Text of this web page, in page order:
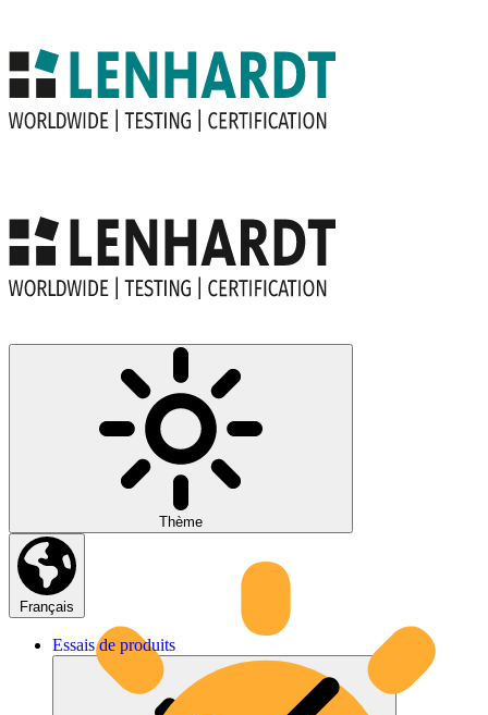
Thème
Français
Essais de produits